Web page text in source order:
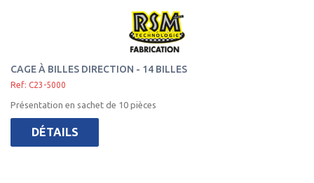
CAGE À BILLES DIRECTION - 14 BILLES
Ref: C23-5000
Présentation en sachet de 10 pièces
DÉTAILS